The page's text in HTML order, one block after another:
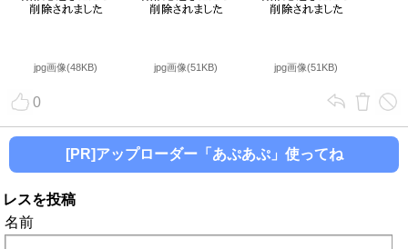
jpg画像(48KB) jpg画像(51KB) jpg画像(51KB)
0
[PR]アップローダー「あぷあぷ」使ってね
レスを投稿
名前